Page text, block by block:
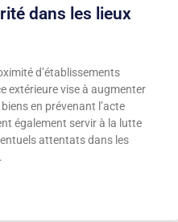
dans les lieux
d’établissements
extérieure vise à augmenter
en prévenant l’acte
également servir à la lutte
attentats dans les